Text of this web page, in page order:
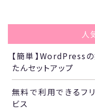
人
【簡単】WordPress
たんセットアップ
無料で利用できるフ
ビス